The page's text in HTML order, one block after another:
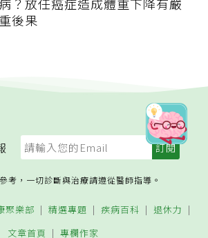
重後果
考，一切診斷與治療請遵從醫師指導。
聚樂部 精選專題 疾病百科
退休力
文章首頁
專欄作家